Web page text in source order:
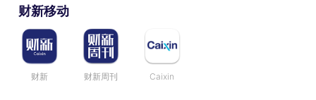
财新移动
财新 财新周刊 Caixin